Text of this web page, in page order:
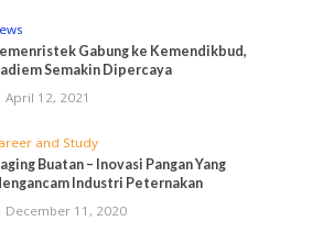
Gabung ke Kemendikbud,
Semakin Dipercaya
April 12, 2021
and Study
Buatan – Inovasi Pangan Yang
Industri Peternakan
December 11, 2020